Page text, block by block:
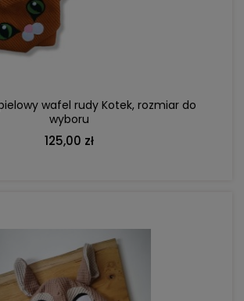
wafel rudy Kotek, rozmiar do
wyboru
125,00 zł
DO KOSZYKA